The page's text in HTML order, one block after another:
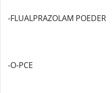
-FLUALPRAZOLAM POEDER
-O-PCE